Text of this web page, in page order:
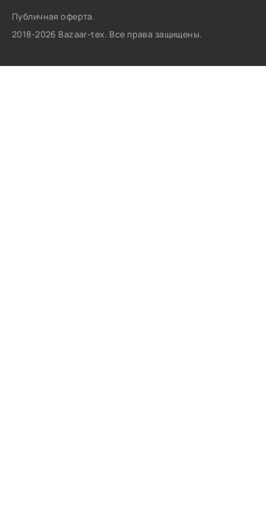
Публичная оферта.
2018-2026 Bazaar-tex. Все права защищены.